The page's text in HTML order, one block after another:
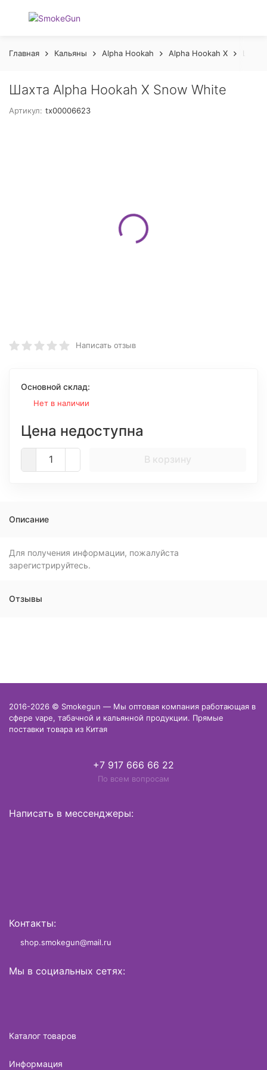
Главная Кальяны Alpha Hookah Alpha Hookah X
Шахта Alpha Hookah X Snow White
Артикул: tx00006623
Написать отзыв
Основной склад:
Нет в наличии
Цена недоступна
В корзину
Описание
Для получения информации, пожалуйста
зарегистрируйтесь.
Отзывы
2016-2026 © Smokegun — Мы оптовая компания работающая в
сфере vape, табачной и кальянной продукции. Прямые
поставки товара из Китая
+7 917 666 66 22
По всем вопросам
Написать в мессенджеры:
Контакты:
shop.smokegun@mail.ru
Мы в социальных сетях:
Каталог товаров
Информация